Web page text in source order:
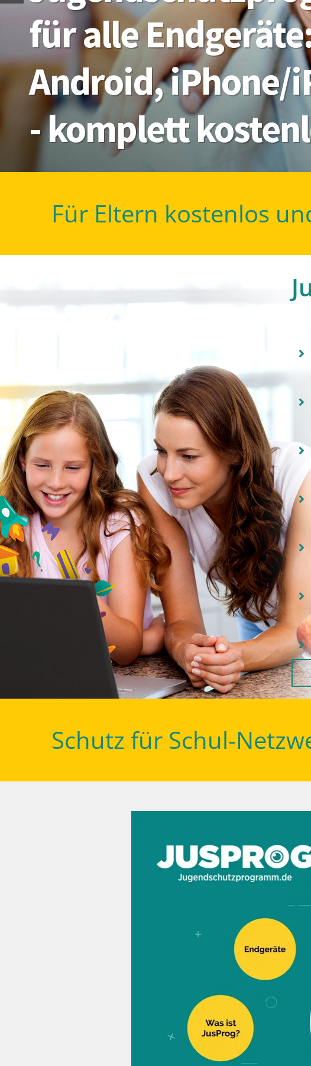
- komplett
Android, iPhone/
für alle
Für Eltern kostenlos
Schutz für Schul-